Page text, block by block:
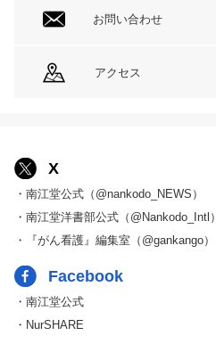
お問い合わせ
アクセス
X
・南江堂公式（@nankodo_NEWS）
・南江堂洋書部公式（@Nankodo_Intl）
・『がん看護』編集室（@gankango）
Facebook
・南江堂公式
・NurSHARE